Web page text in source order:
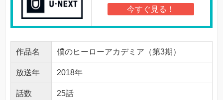
今すぐ見る！
作品名 僕のヒーローアカデミア（第3期）
放送年 2018年
話数 25話